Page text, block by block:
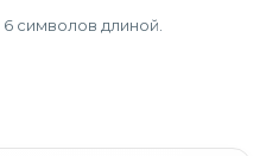
символов длиной.